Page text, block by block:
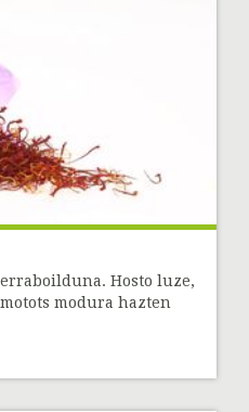
Hosto luze,
modura hazten